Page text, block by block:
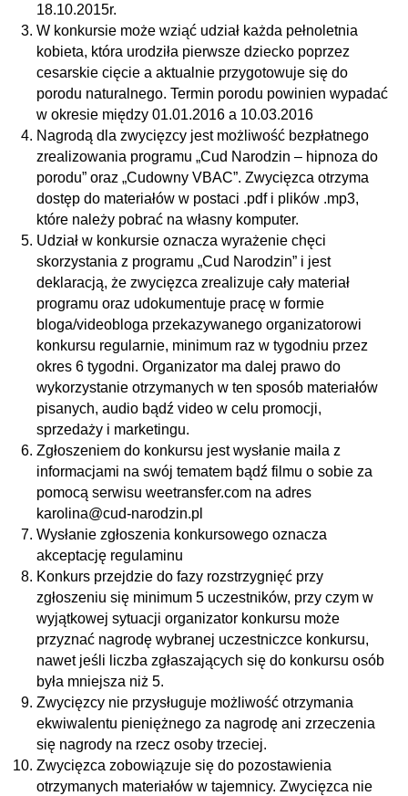
18.10.2015r.
W konkursie może wziąć udział każda pełnoletnia
kobieta, która urodziła pierwsze dziecko poprzez
cesarskie cięcie a aktualnie przygotowuje się do
porodu naturalnego. Termin porodu powinien wypadać
w okresie między 01.01.2016 a 10.03.2016
Nagrodą dla zwycięzcy jest możliwość bezpłatnego
zrealizowania programu „Cud Narodzin – hipnoza do
porodu” oraz „Cudowny VBAC”. Zwycięzca otrzyma
dostęp do materiałów w postaci .pdf i plików .mp3,
które należy pobrać na własny komputer.
Udział w konkursie oznacza wyrażenie chęci
skorzystania z programu „Cud Narodzin” i jest
deklaracją, że zwycięzca zrealizuje cały materiał
programu oraz udokumentuje pracę w formie
bloga/videobloga przekazywanego organizatorowi
konkursu regularnie, minimum raz w tygodniu przez
okres 6 tygodni. Organizator ma dalej prawo do
wykorzystanie otrzymanych w ten sposób materiałów
pisanych, audio bądź video w celu promocji,
sprzedaży i marketingu.
Zgłoszeniem do konkursu jest wysłanie maila z
informacjami na swój tematem bądź filmu o sobie za
pomocą serwisu weetransfer.com na adres
karolina@cud-narodzin.pl
Wysłanie zgłoszenia konkursowego oznacza
akceptację regulaminu
Konkurs przejdzie do fazy rozstrzygnięć przy
zgłoszeniu się minimum 5 uczestników, przy czym w
wyjątkowej sytuacji organizator konkursu może
przyznać nagrodę wybranej uczestniczce konkursu,
nawet jeśli liczba zgłaszających się do konkursu osób
była mniejsza niż 5.
Zwycięzcy nie przysługuje możliwość otrzymania
ekwiwalentu pieniężnego za nagrodę ani zrzeczenia
się nagrody na rzecz osoby trzeciej.
Zwycięzca zobowiązuje się do pozostawienia
otrzymanych materiałów w tajemnicy. Zwycięzca nie